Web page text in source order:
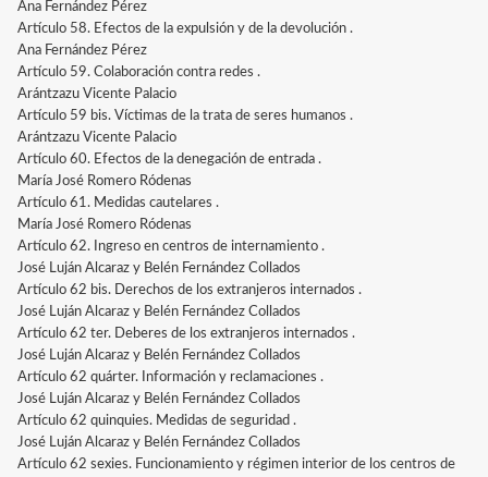
Ana Fernández Pérez
Artículo 58. Efectos de la expulsión y de la devolución .
Ana Fernández Pérez
Artículo 59. Colaboración contra redes .
Arántzazu Vicente Palacio
Artículo 59 bis. Víctimas de la trata de seres humanos .
Arántzazu Vicente Palacio
Artículo 60. Efectos de la denegación de entrada .
María José Romero Ródenas
Artículo 61. Medidas cautelares .
María José Romero Ródenas
Artículo 62. Ingreso en centros de internamiento .
José Luján Alcaraz y Belén Fernández Collados
Artículo 62 bis. Derechos de los extranjeros internados .
José Luján Alcaraz y Belén Fernández Collados
Artículo 62 ter. Deberes de los extranjeros internados .
José Luján Alcaraz y Belén Fernández Collados
Artículo 62 quárter. Información y reclamaciones .
José Luján Alcaraz y Belén Fernández Collados
Artículo 62 quinquies. Medidas de seguridad .
José Luján Alcaraz y Belén Fernández Collados
Artículo 62 sexies. Funcionamiento y régimen interior de los centros de